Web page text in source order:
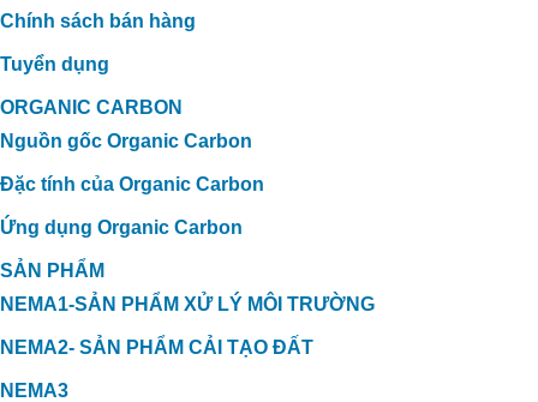
Chính sách bán hàng
Tuyển dụng
ORGANIC CARBON
Nguồn gốc Organic Carbon
Đặc tính của Organic Carbon
Ứng dụng Organic Carbon
SẢN PHẨM
NEMA1-SẢN PHẨM XỬ LÝ MÔI TRƯỜNG
NEMA2- SẢN PHẨM CẢI TẠO ĐẤT
NEMA3